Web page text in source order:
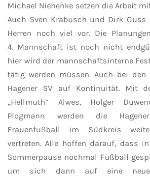
Michael Niehenke setzen die Arbeit
Auch Sven Krabusch und Dirk
Herren noch viel vor. Die
4. Mannschaft ist noch nicht
hier wird der mannschaftsinterne
tätig werden müssen. Auch bei den
Hagener SV auf Kontinuität. Mit
„Hellmuth“ Alwes, Holger
Plogmann werden die
Frauenfußball im Südkreis
vertreten. Alle hoffen darauf, dass
Sommerpause nochmal Fußball
um sich dann auf eine